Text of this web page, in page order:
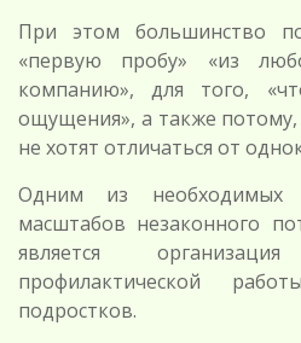
При этом большинство
«первую пробу» «из
компанию», для того,
ощущения», а также
не хотят отличаться от
Одним из необходимых
масштабов незаконного
является
профилактической
подростков.